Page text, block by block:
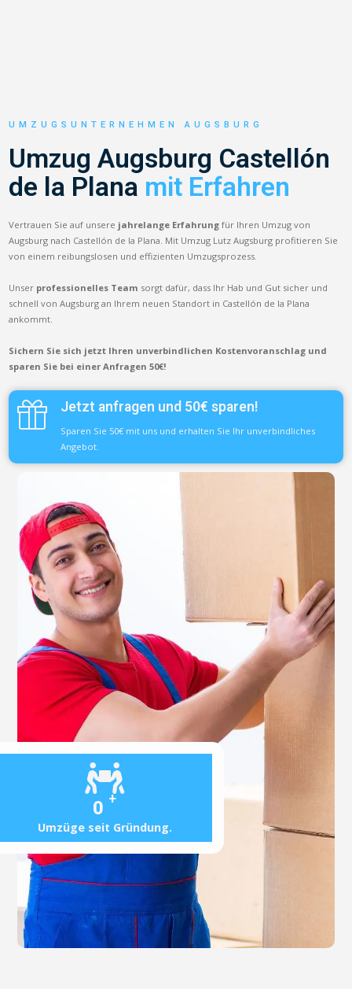
0 +
Umzüge seit Gründung.
UMZUGSUNTERNEHMEN AUGSBURG
Umzug Augsburg Castellón
de la Plana mit Erfahren
Vertrauen Sie auf unsere jahrelange Erfahrung für Ihren Umzug von
Augsburg nach Castellón de la Plana. Mit Umzug Lutz Augsburg profitieren Sie
von einem reibungslosen und effizienten Umzugsprozess.
Unser professionelles Team sorgt dafür, dass Ihr Hab und Gut sicher und
schnell von Augsburg an Ihrem neuen Standort in Castellón de la Plana
ankommt.
Sichern Sie sich jetzt Ihren unverbindlichen Kostenvoranschlag und
sparen Sie bei einer Anfragen 50€!
Jetzt anfragen und 50€ sparen!
Sparen Sie 50€ mit uns und erhalten Sie Ihr unverbindliches
Angebot.